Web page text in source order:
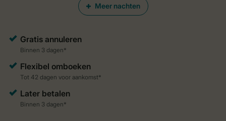
Meer nachten